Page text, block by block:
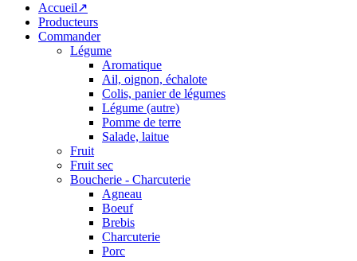
Accueil↗
Producteurs
Commander
Légume
Aromatique
Ail, oignon, échalote
Colis, panier de légumes
Légume (autre)
Pomme de terre
Salade, laitue
Fruit
Fruit sec
Boucherie - Charcuterie
Agneau
Boeuf
Brebis
Charcuterie
Porc